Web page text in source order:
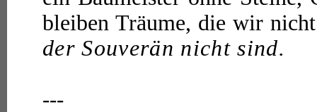
bleiben Träume, die wir
der Souverän nicht sind.
---